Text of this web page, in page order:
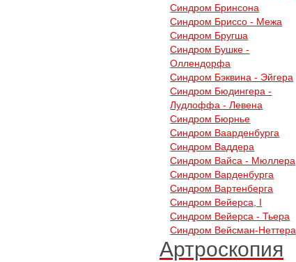
Синдром Бринсона
Синдром Бриссо - Межа
Синдром Бругша
Синдром Бушке -
Оллендорфа
Синдром Бэквина - Эйгера
Синдром Бюдингера -
Лудлоффа - Левена
Синдром Бюрнье
Синдром Ваарденбурга
Синдром Ваддера
Синдром Вайса - Мюллера
Синдром Варденбурга
Синдром Вартенберга
Синдром Вейерса, I
Синдром Вейерса - Тьера
Синдром Вейсман-Неттера
Артроскопия